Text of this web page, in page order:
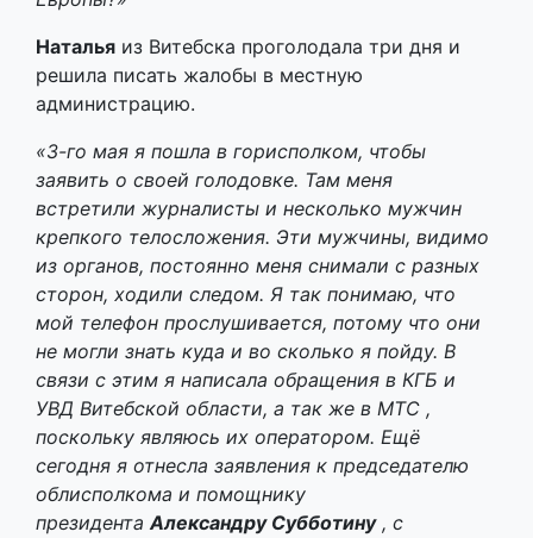
Наталья из Витебска проголодала три дня и
решила писать жалобы в местную
администрацию.
«3-го мая я пошла в горисполком, чтобы
заявить о своей голодовке. Там меня
встретили журналисты и несколько мужчин
крепкого телосложения. Эти мужчины, видимо
из органов, постоянно меня снимали с разных
сторон, ходили следом. Я так понимаю, что
мой телефон прослушивается, потому что они
не могли знать куда и во сколько я пойду. В
связи с этим я написала обращения в КГБ и
УВД Витебской области, а так же в МТС ,
поскольку являюсь их оператором. Ещё
сегодня я отнесла заявления к председателю
облисполкома и помощнику
президентаАлександру Субботину, с